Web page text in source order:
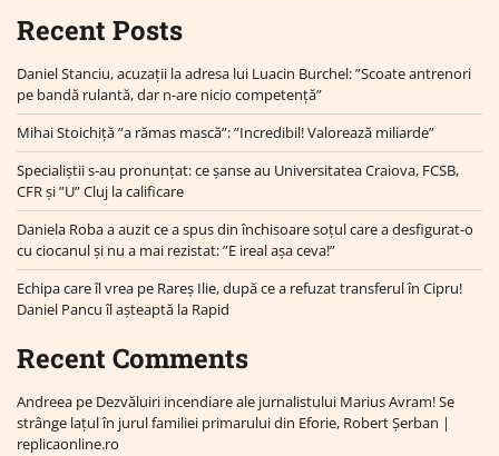
Recent Posts
Daniel Stanciu, acuzații la adresa lui Luacin Burchel: ”Scoate antrenori
pe bandă rulantă, dar n-are nicio competență”
Mihai Stoichiță ”a rămas mască”: ”Incredibil! Valorează miliarde”
Specialiștii s-au pronunțat: ce șanse au Universitatea Craiova, FCSB,
CFR și ”U” Cluj la calificare
Daniela Roba a auzit ce a spus din închisoare soțul care a desfigurat-o
cu ciocanul și nu a mai rezistat: ”E ireal așa ceva!”
Echipa care îl vrea pe Rareș Ilie, după ce a refuzat transferul în Cipru!
Daniel Pancu îl așteaptă la Rapid
Recent Comments
Andreea pe Dezvăluiri incendiare ale jurnalistului Marius Avram! Se
strânge lațul în jurul familiei primarului din Eforie, Robert Șerban |
replicaonline.ro